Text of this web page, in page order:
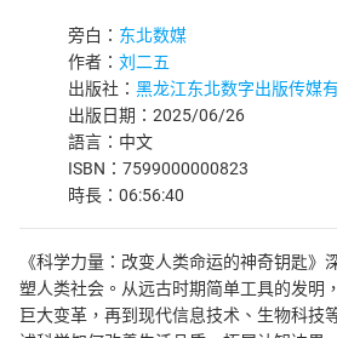
旁白： 东北数媒
作者： 刘二五
出版社： 黑龙江东北数字出版传媒
出版日期：2025/06/26
語言：中文
ISBN：7599000000823
時長：06:56:40
《科学力量：改变人类命运的神奇钥匙》
塑人类社会。从远古时期简单工具的发明
巨大变革，再到现代信息技术、生物科技